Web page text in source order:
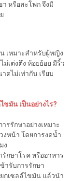
า หรือสะโพก จึงมี
เหมาะสำหรับผู้หญิง
เต่งตึง ห้อยย้อย มีริ้ว
ดไม่เท่ากัน เรียบ
มัน เป็นอย่างไร?
รรักษาอย่างเหมาะ
งหน้า โดยการงดน้ำ
ง
กษาโรค หรืออาหาร
ารับการรักษา
กเซลล์ไขมัน แล้วนำ